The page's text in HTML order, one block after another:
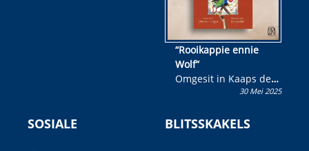
“Rooikappie ennie
Wolf”
Omgesit in Kaaps deur
Olivia M. Coetzee30 Mei 2025
SOSIALE BLITSSKAKELS